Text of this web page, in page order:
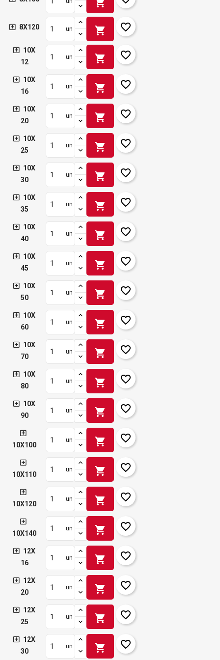
8X120 un shopping_cart favorite_border
10X
12
un shopping_cart favorite_border
10X
16
un shopping_cart favorite_border
10X
20
un shopping_cart favorite_border
10X
25
un shopping_cart favorite_border
10X
30
un shopping_cart favorite_border
10X
35
un shopping_cart favorite_border
10X
40
un shopping_cart favorite_border
10X
45
un shopping_cart favorite_border
10X
50
un shopping_cart favorite_border
10X
60
un shopping_cart favorite_border
10X
70
un shopping_cart favorite_border
10X
80
un shopping_cart favorite_border
10X
90
un shopping_cart favorite_border
10X100
un shopping_cart favorite_border
10X110
un shopping_cart favorite_border
10X120
un shopping_cart favorite_border
10X140
un shopping_cart favorite_border
12X
16
un shopping_cart favorite_border
12X
20
un shopping_cart favorite_border
12X
25
un shopping_cart favorite_border
12X
30
un shopping_cart favorite_border